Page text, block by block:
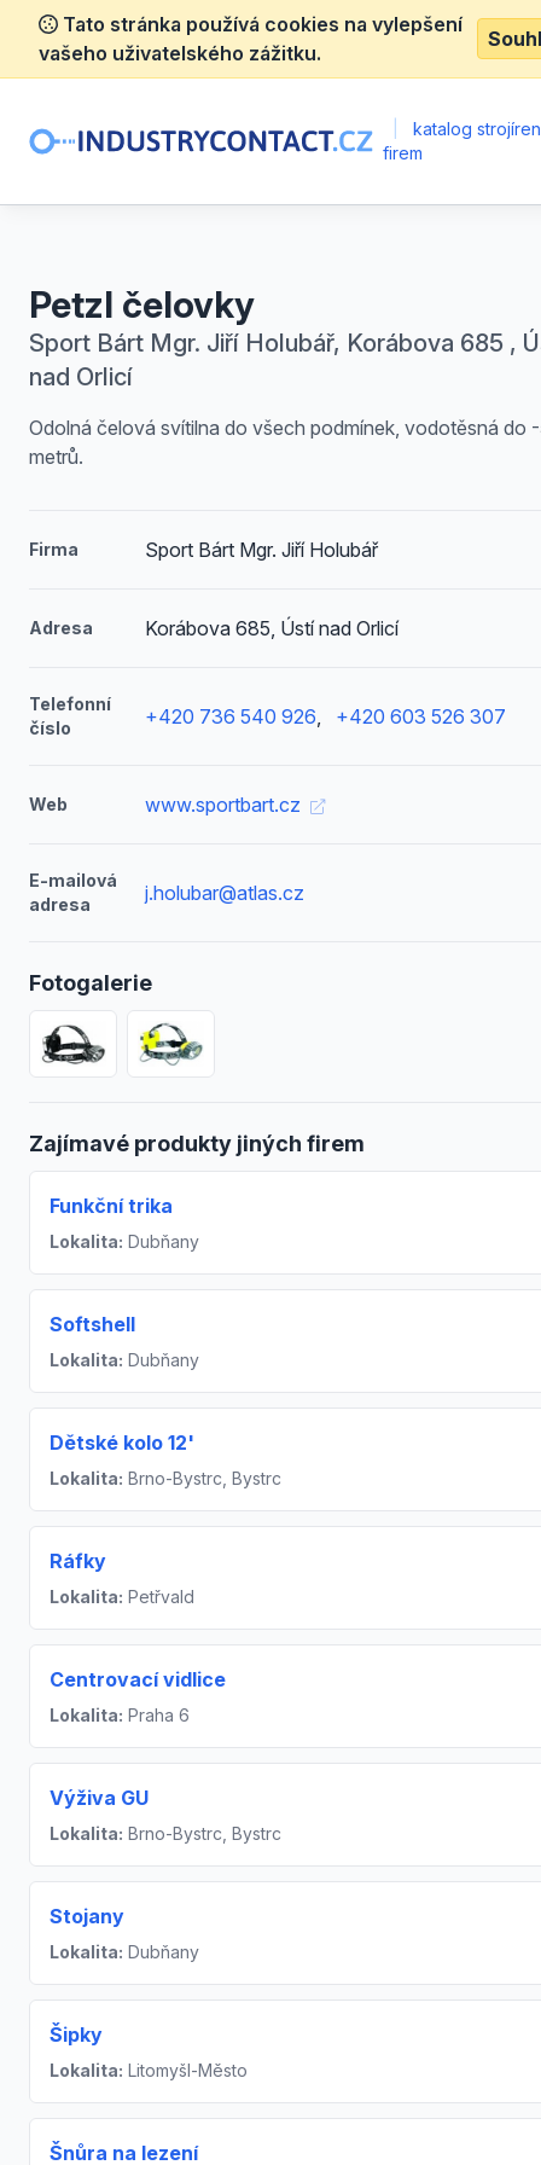
Tato stránka používá cookies na vylepšení
vašeho uživatelského zážitku.
katalog
firem
Petzl čelovky
Sport Bárt Mgr. Jiří Holubář, Korábova 685 ,
nad Orlicí
Odolná čelová svítilna do všech podmínek, vodotěsná do
metrů.
Firma Sport Bárt Mgr. Jiří Holubář
Adresa Korábova 685, Ústí nad Orlicí
Telefonní
číslo
+420 736 540 926, +420 603 526 307
Web www.sportbart.cz
E-mailová
adresa
j.holubar@atlas.cz
Fotogalerie
Zajímavé produkty jiných firem
Funkční trika
Lokalita: Dubňany
Softshell
Lokalita: Dubňany
Dětské kolo 12'
Lokalita: Brno-Bystrc, Bystrc
Ráfky
Lokalita: Petřvald
Centrovací vidlice
Lokalita: Praha 6
Výživa GU
Lokalita: Brno-Bystrc, Bystrc
Stojany
Lokalita: Dubňany
Šipky
Lokalita: Litomyšl-Město
Šnůra na lezení